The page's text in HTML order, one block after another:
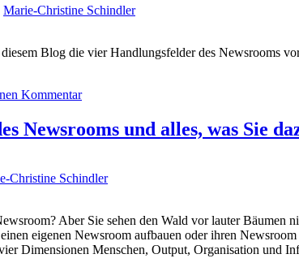
Marie-Christine Schindler
Blog die vier Handlungsfelder des Newsrooms
Kommentar
Newsrooms und alles, was Sie
Christine Schindler
Aber Sie sehen den Wald vor lauter Bäumen
eigenen Newsroom aufbauen oder ihren
Dimensionen Menschen, Output, Organisation und